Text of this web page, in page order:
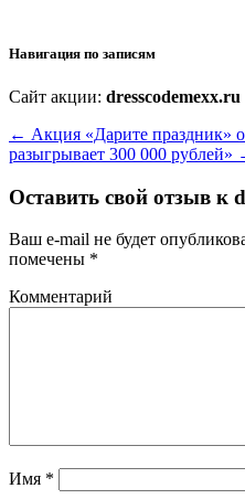
Навигация по записям
Сайт акции: dresscodemexx.ru
← Акция «Дарите праздник»
разыгрывает 300 000 рублей»
Оставить свой отзыв к
Ваш e-mail не будет
помечены *
Комментарий
Имя *